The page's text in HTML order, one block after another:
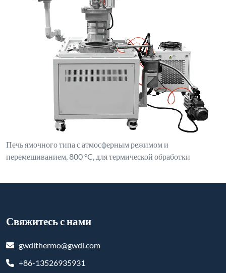
Печь ямочного типа с атмосферным режимом и
перемешиванием, 800 °C, для термической обработки
Свяжитесь с нами
gwdlthermo@gwdl.com
+86-13526935931